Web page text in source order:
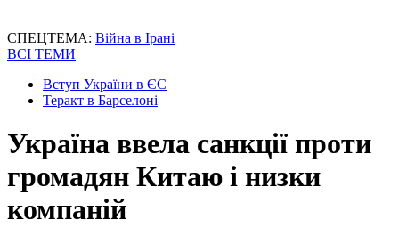
СПЕЦТЕМА: Війна в Ірані
ВСІ ТЕМИ
Вступ України в ЄС
Теракт в Барселоні
Україна ввела санкції проти
громадян Китаю і низки
компаній